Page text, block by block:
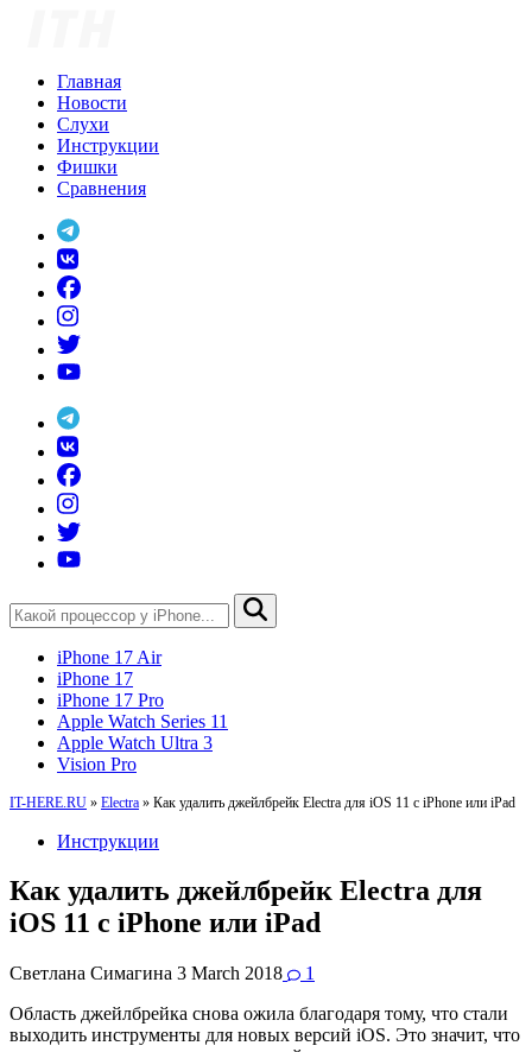
Главная
Новости
Слухи
Инструкции
Фишки
Сравнения
iPhone 17 Air
iPhone 17
iPhone 17 Pro
Apple Watch Series 11
Apple Watch Ultra 3
Vision Pro
IT-HERE.RU » Electra » Как удалить джейлбрейк Electra для iOS 11 с iPhone или iPad
Инструкции
Как удалить джейлбрейк Electra для
iOS 11 с iPhone или iPad
Светлана Симагина 3 March 2018
1
Область джейлбрейка снова ожила благодаря тому, что стали
выходить инструменты для новых версий iOS. Это значит, что